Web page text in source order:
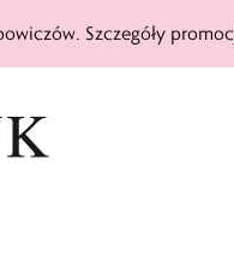
Szczegóły